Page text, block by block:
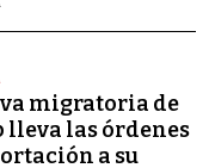
migratoria de
lleva las órdenes
a su